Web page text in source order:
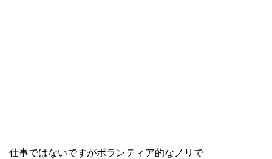
仕事ではないですがボランティア的なノリで